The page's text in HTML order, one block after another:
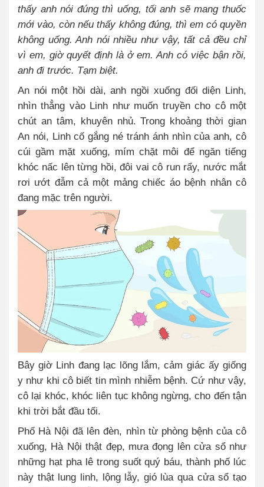
thấy anh nói đúng thì uống, tối anh sẽ mang thuốc
mới vào, còn nếu thấy không đúng, thì em có quyền
không uống. Anh nói nhiều như vậy, tất cả đều chỉ
vì em, giờ quyết định là ở em. Anh có việc bận rồi,
anh đi trước. Tạm biệt.
An nói một hồi dài, anh ngồi xuống đối diện Linh,
nhìn thẳng vào Linh như muốn truyền cho cô một
chút an tâm, khuyên nhủ. Trong khoảng thời gian
An nói, Linh cố gắng né tránh ánh nhìn của anh, cô
cúi gầm mặt xuống, mím chặt môi để ngăn tiếng
khóc nấc lên từng hồi, đôi vai cô run rẩy, nước mắt
rơi ướt đẫm cả một mảng chiếc áo bệnh nhân cô
đang mặc trên người.
Bây giờ Linh đang lạc lõng lắm, cảm giác ấy giống
y như khi cô biết tin mình nhiễm bệnh. Cứ như vậy,
cô lại khóc, khóc liên tục không ngừng, cho đến tận
khi trời bắt đầu tối.
Phố Hà Nội đã lên đèn, nhìn từ phòng bệnh của cô
xuống, Hà Nội thật đẹp, mưa đọng lên cửa sổ như
những hạt pha lê trong suốt quý báu, thành phố lúc
này thật lung linh, lộng lẫy, gió lùa qua cửa sổ tạo